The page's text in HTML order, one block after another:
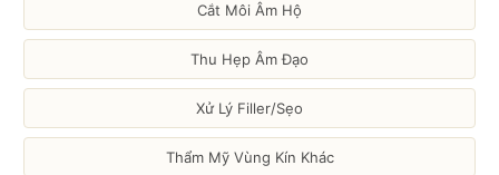
Cắt Môi Âm Hộ
Thu Hẹp Âm Đạo
Xử Lý Filler/Sẹo
Thẩm Mỹ Vùng Kín Khác